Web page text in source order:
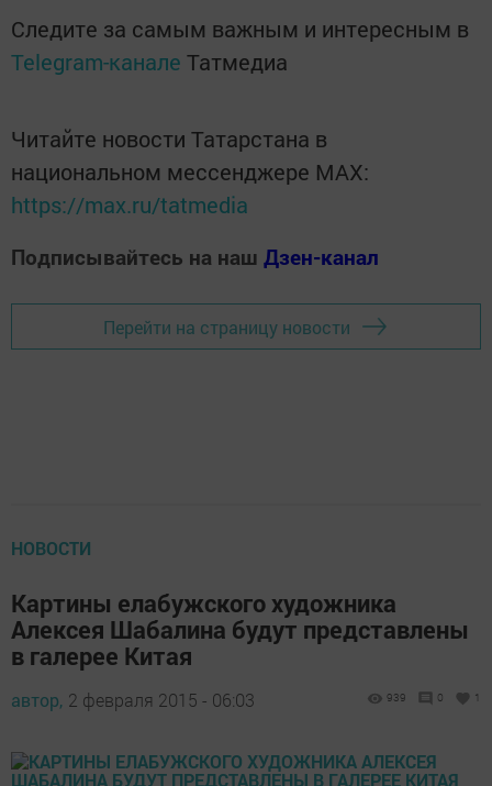
Следите за самым важным и интересным в
Telegram-канале Татмедиа
Читайте новости Татарстана в
национальном мессенджере MАХ:
https://max.ru/tatmedia
Подписывайтесь на наш Дзен-канал
Перейти на страницу новости
НОВОСТИ
Картины елабужского художника
Алексея Шабалина будут представлены
в галерее Китая
автор, 2 февраля 2015 - 06:03 939 0 1